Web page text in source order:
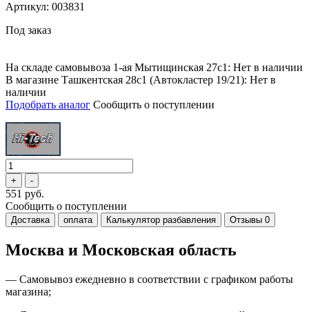
Артикул: 003831
Под заказ
На складе самовывоза 1-ая Мытищинская 27с1: Нет в наличии
В магазине Ташкентская 28с1 (Автокластер 19/21): Нет в
наличии
Подобрать аналог Сообщить о поступлении
551 руб.
Сообщить о поступлении
Доставка оплата Калькулятор разбавления Отзывы 0
Москва и Московская область
— Самовывоз ежедневно в соответствии с графиком работы
магазина;